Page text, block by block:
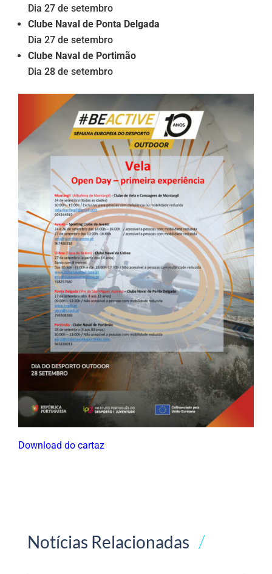
Dia 27 de setembro
Clube Naval de Ponta Delgada
Dia 27 de setembro
Clube Naval de Portimão
Dia 28 de setembro
Download do cartaz
Notícias Relacionadas